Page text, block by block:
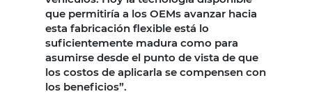
que permitiría a los OEMs avanzar hacia
esta fabricación flexible está lo
suficientemente madura como para
asumirse desde el punto de vista de que
los costos de aplicarla se compensen con
los beneficios”.